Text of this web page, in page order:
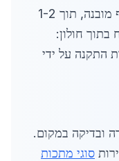
משלוח במשאיות כבירות עם מנוף מובנה, תוך 1-2
בתוך חולון:
התקנה על ידי
לאחר מסירה ובדיקה במקום.
סוגי מתכות